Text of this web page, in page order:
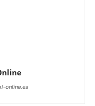
online.es